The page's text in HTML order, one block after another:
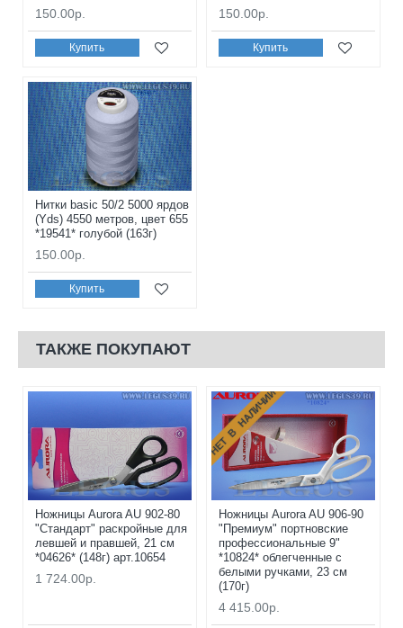
150.00р.
Купить
150.00р.
Купить
Нитки basic 50/2 5000 ярдов
(Yds) 4550 метров, цвет 655
*19541* голубой (163г)
150.00р.
Купить
ТАКЖЕ ПОКУПАЮТ
Ножницы Aurora AU 902-80
"Стандарт" раскройные для
левшей и правшей, 21 см
*04626* (148г) арт.10654
1 724.00р.
НЕТ В НАЛИЧИИ
Ножницы Aurora AU 906-90
"Премиум" портновские
профессиональные 9"
*10824* облегченные с
белыми ручками, 23 см
(170г)
4 415.00р.